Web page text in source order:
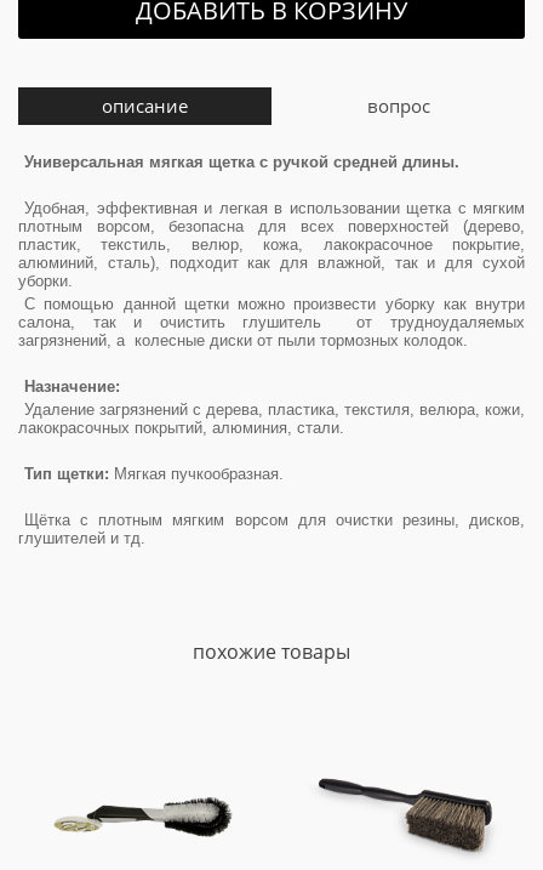
ДОБАВИТЬ В КОРЗИНУ
описание вопрос
Универсальная мягкая щетка с ручкой средней длины.
Удобная, эффективная и легкая в использовании щетка с мягким
плотным ворсом, безопасна для всех поверхностей (дерево,
пластик, текстиль, велюр, кожа, лакокрасочное покрытие,
алюминий, сталь), подходит как для влажной, так и для сухой
уборки.
С помощью данной щетки можно произвести уборку как внутри
салона, так и очистить глушитель от трудноудаляемых
загрязнений, а колесные диски от пыли тормозных колодок.
Назначение:
Удаление загрязнений с дерева, пластика, текстиля, велюра, кожи,
лакокрасочных покрытий, алюминия, стали.
Тип щетки: Мягкая пучкообразная.
Щётка с плотным мягким ворсом для очистки резины, дисков,
глушителей и тд.
похожие товары